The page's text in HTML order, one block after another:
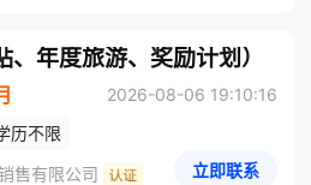
年度旅游、奖励计划）
2026-08-06 19:10:16
历不限
售有限公司
立即联系